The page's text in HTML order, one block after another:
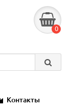
0
Контакты